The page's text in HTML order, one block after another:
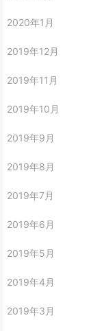
2020年1月
2019年12月
2019年11月
2019年10月
2019年9月
2019年8月
2019年7月
2019年6月
2019年5月
2019年4月
2019年3月